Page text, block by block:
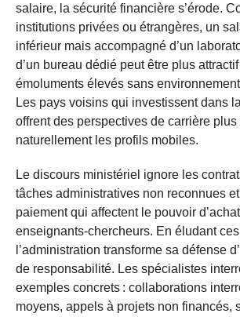
salaire, la sécurité financière s’érode.
institutions privées ou étrangères, un
inférieur mais accompagné d’un
d’un bureau dédié peut être plus
émoluments élevés sans
Les pays voisins qui investissent dans
offrent des perspectives de carrière
naturellement les profils mobiles.
Le discours ministériel ignore les
tâches administratives non reconnues
paiement qui affectent le pouvoir
enseignants-chercheurs. En éludant
l’administration transforme sa défense
de responsabilité. Les spécialistes
exemples concrets : collaborations
moyens, appels à projets non financés,